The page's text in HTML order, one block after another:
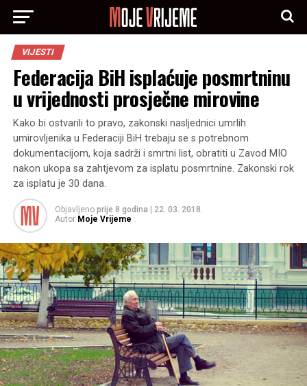
VIJESTI
Federacija BiH isplaćuje posmrtninu
u vrijednosti prosječne mirovine
Kako bi ostvarili to pravo, zakonski nasljednici umrlih
umirovljenika u Federaciji BiH trebaju se s potrebnom
dokumentacijom, koja sadrži i smrtni list, obratiti u Zavod MIO
nakon ukopa sa zahtjevom za isplatu posmrtnine. Zakonski rok
za isplatu je 30 dana.
Objavljeno prije 8 godina
22. 03. 2018.
Autor Moje Vrijeme